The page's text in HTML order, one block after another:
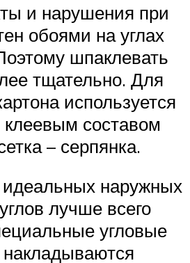
и нарушения при
обоями на углах
шпаклевать
тщательно. Для
используется
клеевым составом
– серпянка.
наружных
лучше всего
угловые